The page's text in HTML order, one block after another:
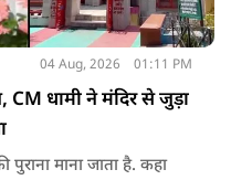
04 Aug, 2026 01:11 PM
CM धामी ने मंदिर से जुड़ा
पुराना माना जाता है. कहा